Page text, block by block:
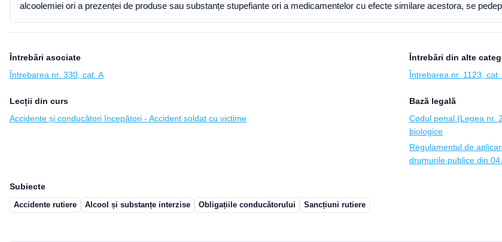
alcoolemiei ori a prezenței de produse sau substanțe stupefiante ori a medicamentelor cu efecte similare acestora, se
Întrebări asociate
Întrebarea nr. 330, cat. A
Întrebări din alte
Întrebarea nr. 1123, cat.
Lecții din curs
Accidente și conducători începători - Accident soldat cu victime
Bază legală
Codul penal (Legea nr.
biologice
Regulamentul de
drumurile publice din
Subiecte
Accidente rutiere Alcool și substanțe interzise Obligațiile conducătorului Sancțiuni rutiere